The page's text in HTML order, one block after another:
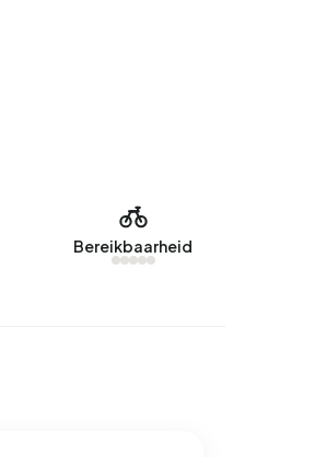
Bereikbaarheid